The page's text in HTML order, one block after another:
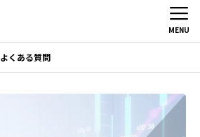
MENU
よくある質問